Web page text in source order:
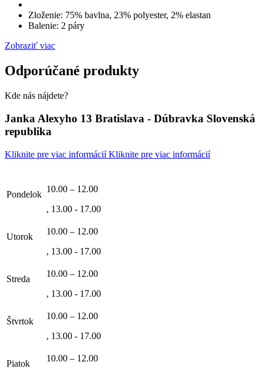
Zloženie: 75% bavlna, 23% polyester, 2% elastan
Balenie: 2 páry
Zobraziť viac
Odporúčané produkty
Kde nás nájdete?
Janka Alexyho 13 Bratislava - Dúbravka Slovenská
republika
Kliknite pre viac informáciíKliknite pre viac informácií
Pondelok
10.00 – 12.00
, 13.00 - 17.00
Utorok
10.00 – 12.00
, 13.00 - 17.00
Streda
10.00 – 12.00
, 13.00 - 17.00
Štvrtok
10.00 – 12.00
, 13.00 - 17.00
Piatok
10.00 – 12.00